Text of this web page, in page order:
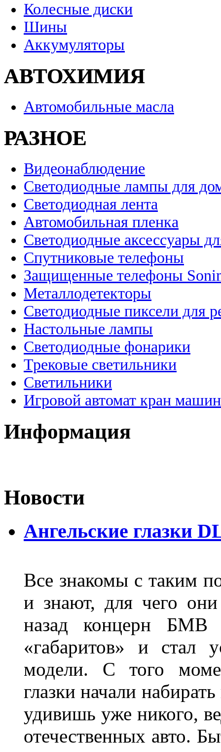
Колесные диски
Шины
Аккумуляторы
АВТОХИМИЯ
Автомобильные масла
РАЗНОЕ
Видеонаблюдение
Светодиодные лампы для
Светодиодная лента
Автомобильная пленка
Светодиодные аксессуары
Спутниковые телефоны
Защищенные телефоны
Металлодетекторы
Светодиодные пиксели для
Настольные лампы
Светодиодные фонарики
Трековые светильники
Светильники
Игровой автомат кран
Информация
Новости
Ангельские глазки
Все знакомы с таким
и знают, для чего
назад концерн БМВ
«габаритов» и стал
модели. С того
глазки начали
удивишь уже никого,
отечественных авто.